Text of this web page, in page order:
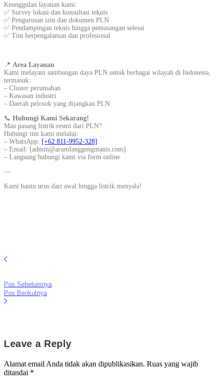
Keunggulan layanan kami:
✅ Survey lokasi dan konsultasi teknis
✅ Pengurusan izin dan dokumen PLN
✅ Pendampingan teknis hingga pemasangan selesai
✅ Tim berpengalaman dan profesional
📍 Area Layanan
Kami melayani sambungan daya PLN untuk berbagai wilayah di Indonesia,
termasuk:
– Cluster perumahan
– Kawasan industri
– Daerah pelosok yang dijangkau PLN
📞 Hubungi Kami Sekarang!
Mau pasang listrik resmi dari PLN?
Hubungi tim kami melalui:
– WhatsApp: [+62 811-9952-328]
– Email: [admin@arumlanggengmanis.com]
– Langsung hubungi kami via form online
—
Kami bantu urus dari awal hingga listrik menyala!
Pos Sebelumnya
Pos Berikutnya
Leave a Reply
Alamat email Anda tidak akan dipublikasikan. Ruas yang wajib
ditandai *